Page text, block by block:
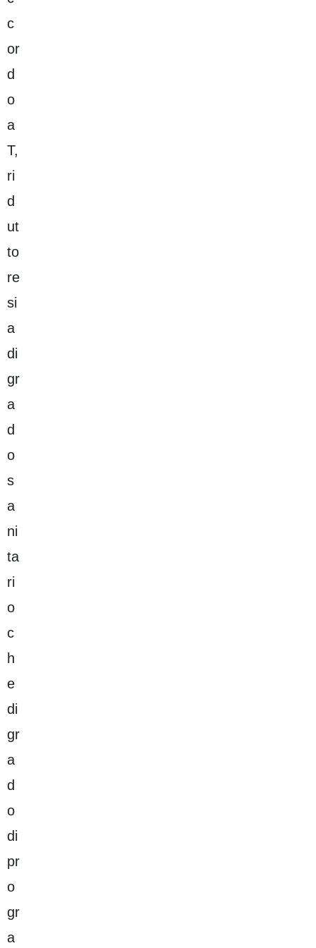
c
or
d
o
a
T,
ri
d
ut
to
re
si
a
di
gr
a
d
o
s
a
ni
ta
ri
o
c
h
e
di
gr
a
d
o
di
pr
o
gr
a